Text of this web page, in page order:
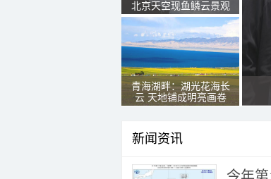
北京天空现鱼鳞云景观
青海湖畔：湖光花海长
云 天地铺成明亮画卷
新闻资讯